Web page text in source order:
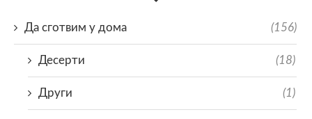
Да сготвим у дома (156)
Десерти (18)
Други (1)